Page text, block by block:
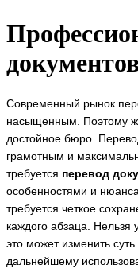
Современный рынок
насыщенным. Поэтому
достойное бюро.
грамотным и
требуется перевод
особенностями и
требуется четкое
каждого абзаца. Нельзя
это может изменить
дальнейшему